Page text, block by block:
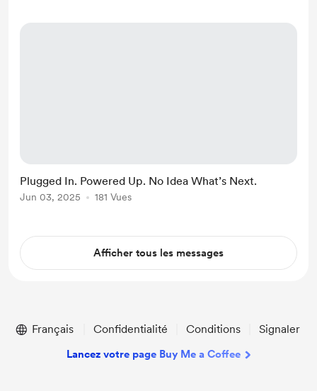
Plugged In. Powered Up. No Idea What’s Next.
Jun 03, 2025 181 Vues
Afficher tous les messages
Français Confidentialité Conditions Signaler
Lancez votre page Buy Me a Coffee